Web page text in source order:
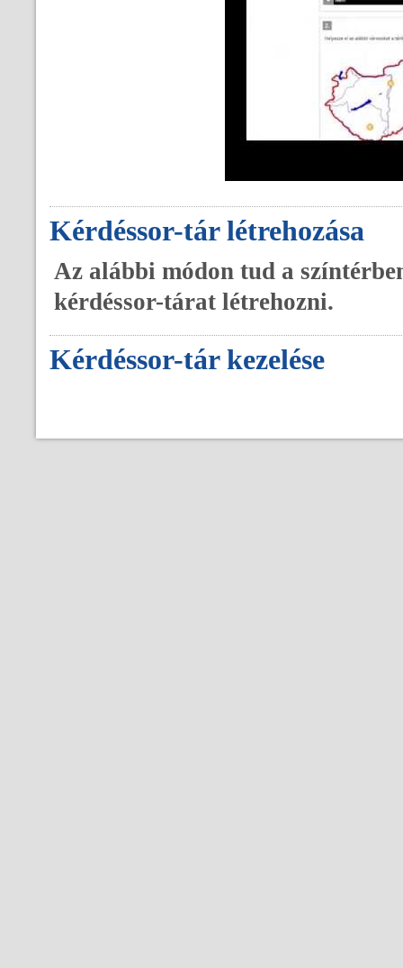
Kérdéssor-tár létrehozása
Az alábbi módon tud a
kérdéssor-tárat létrehozni.
Kérdéssor-tár kezelése